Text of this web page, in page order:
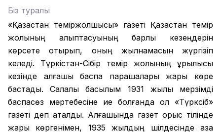
Біз туралы
«Қазақстан теміржолшысы» газеті Қазақстан темір
жолының қалыптасуының барлық кезеңдерін
көрсете отырып, оның жылнамасын жүргізіп
келеді. Түркістан-Сібір темір жолының құрылысы
кезінде алғашқы баспа парақшалары жарық көре
бастады. Салалық басылым 1931 жылы мерзімді
баспасөз мәртебесіне ие болғанда ол «Түрксіб»
газеті деп аталды. Алғашында газет орыс тілінде
жарық көргенімен, 1935 жылдың шілдесінде қазақ